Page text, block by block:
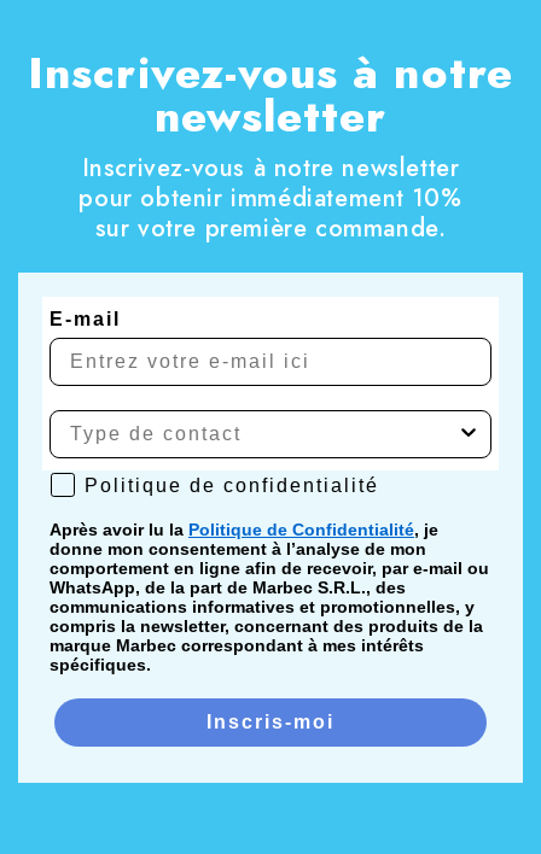
Inscrivez-vous à notre
newsletter
Inscrivez-vous à notre newsletter
pour obtenir immédiatement 10%
sur votre première commande.
E-mail
Politique de confidentialité
Politique de confidentialité
Après avoir lu la Politique de Confidentialité, je
donne mon consentement à l’analyse de mon
comportement en ligne afin de recevoir, par e-mail ou
WhatsApp, de la part de Marbec S.R.L., des
communications informatives et promotionnelles, y
compris la newsletter, concernant des produits de la
marque Marbec correspondant à mes intérêts
spécifiques.
Inscris-moi